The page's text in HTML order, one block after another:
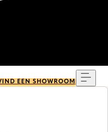
EEN SHOWROOM